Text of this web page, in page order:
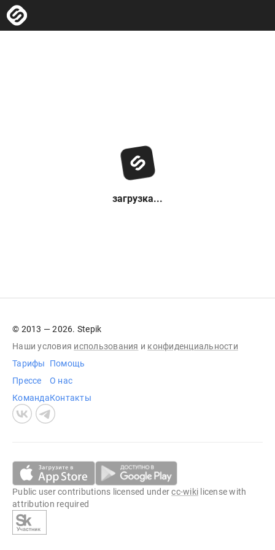
загрузка...
© 2013 — 2026. Stepik
Наши условия использования и конфиденциальности
Тарифы
Прессе
Команда
Помощь
О нас
Контакты
Public user contributions licensed undercc-wiki license with
attribution required